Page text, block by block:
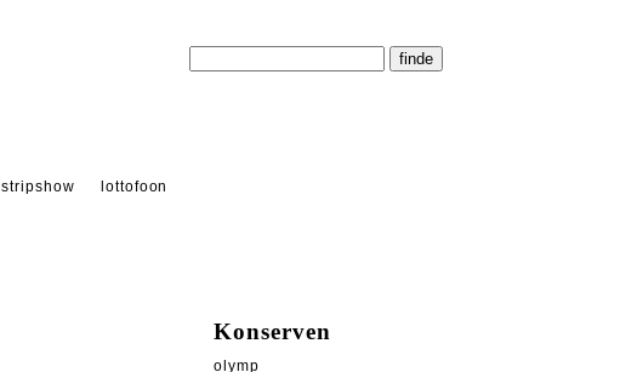
stripshow lottofoon
Konserven
olymp